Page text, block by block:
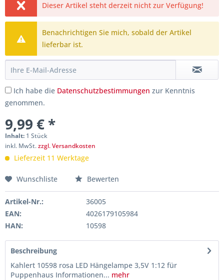
Dieser Artikel steht derzeit nicht zur Verfügung!
Benachrichtigen Sie mich, sobald der Artikel
lieferbar ist.
Ich habe die Datenschutzbestimmungen zur Kenntnis
genommen.
9,99 € *
Inhalt: 1 Stück
inkl. MwSt.zzgl. Versandkosten
Lieferzeit 11 Werktage
Wunschliste Bewerten
Artikel-Nr.:
36005
EAN:
4026179105984
HAN:
10598
Beschreibung
Kahlert 10598 rosa LED Hängelampe 3,5V 1:12 für
Puppenhaus Informationen... mehr